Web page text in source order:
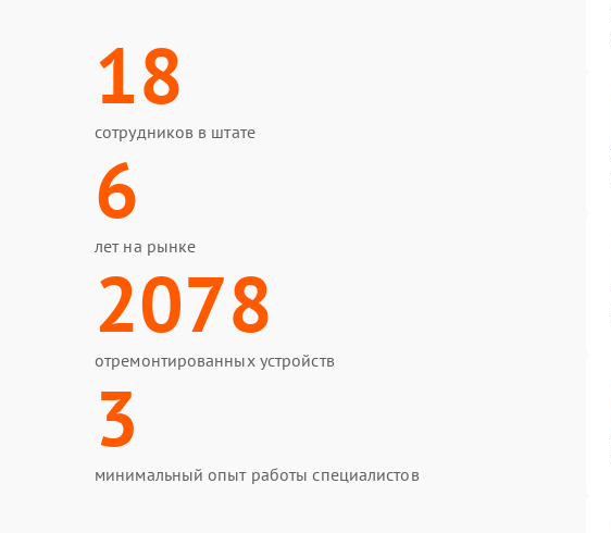
18
сотрудников в штате
6
лет на рынке
2078
отремонтированных устройств
3
минимальный опыт работы специалистов